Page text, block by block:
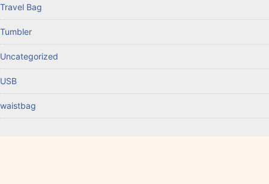
Travel Bag
Tumbler
Uncategorized
USB
waistbag